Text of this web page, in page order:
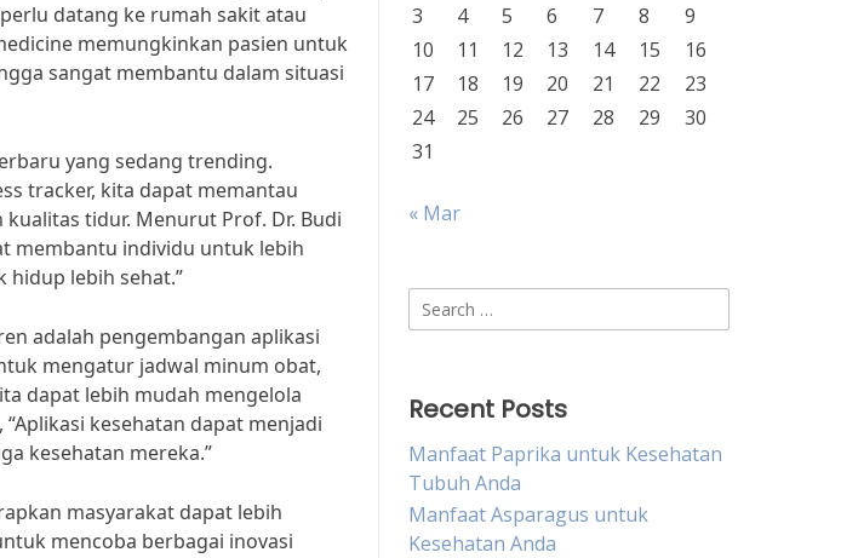
datang ke rumah sakit atau
memungkinkan pasien untuk
sangat membantu dalam situasi
yang sedang trending.
tracker, kita dapat memantau
tidur. Menurut Prof. Dr. Budi
membantu individu untuk lebih
lebih sehat.”
adalah pengembangan aplikasi
mengatur jadwal minum obat,
dapat lebih mudah mengelola
kesehatan dapat menjadi
kesehatan mereka.”
masyarakat dapat lebih
mencoba berbagai inovasi
3
4 5 6 7 8
9
10
11 12 13 14 15
16
17
18 19 20 21 22
23
24
25 26 27 28 29
30
31
« Mar
Search
for:
Recent Posts
Manfaat Paprika untuk Kesehatan
Tubuh Anda
Manfaat Asparagus untuk
Kesehatan Anda